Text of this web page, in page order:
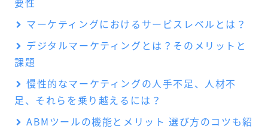
マーケティングにおけるサービスレベルとは？
デジタルマーケティングとは？そのメリットと
課題
慢性的なマーケティングの人手不足、人材不
足、それらを乗り越えるには？
ABMツールの機能とメリット 選び方のコツも紹